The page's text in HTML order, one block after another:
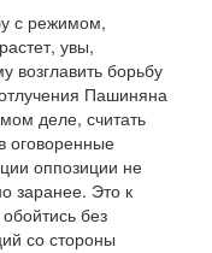
с режимом,
увы,
возглавить борьбу
Пашиняна
деле, считать
оговоренные
оппозиции не
заранее. Это к
без
со стороны